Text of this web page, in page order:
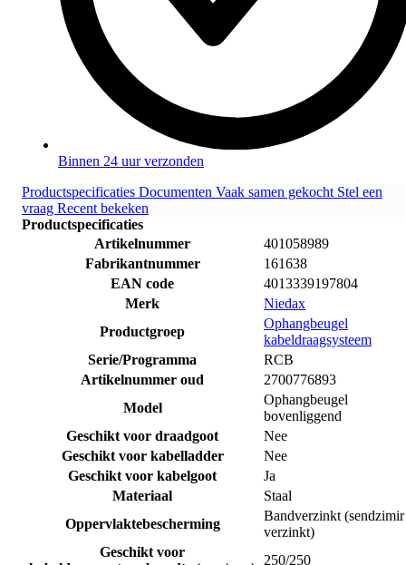
Binnen 24 uur verzonden
Productspecificaties Documenten Vaak samen gekocht Stel een
vraag Recent bekeken
Productspecificaties
Artikelnummer
401058989
Fabrikantnummer
161638
EAN code
4013339197804
Merk
Niedax
Productgroep
Ophangbeugel
kabeldraagsysteem
Serie/Programma
RCB
Artikelnummer oud
2700776893
Model
Ophangbeugel
bovenliggend
Geschikt voor draadgoot
Nee
Geschikt voor kabelladder
Nee
Geschikt voor kabelgoot
Ja
Materiaal
Staal
Oppervlaktebescherming
Bandverzinkt (sendzimir
verzinkt)
Geschikt voor
250/250